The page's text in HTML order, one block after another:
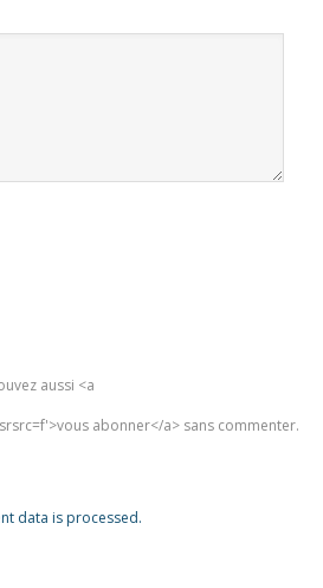
aussi <a
abonner</a> sans commenter.
data is processed.